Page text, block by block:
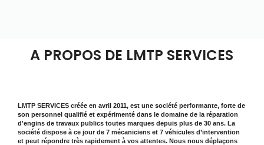
A PROPOS DE LMTP SERVICES
LMTP SERVICES créée en avril 2011, est une société performante, forte de
son personnel qualifié et expérimenté dans le domaine de la réparation
d'engins de travaux publics toutes marques depuis plus de 30 ans. La
société dispose à ce jour de 7 mécaniciens et 7 véhicules d’intervention
et peut répondre très rapidement à vos attentes. Nous nous déplaçons